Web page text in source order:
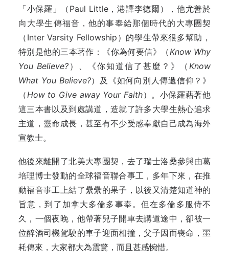
「小保羅」（Paul Little，港譯李德爾），他尤善於
向大學生傳福音，他的事奉給那個時代的大專團契
（Inter Varsity Fellowship）的學生帶來很多幫助，
特別是他的三本著作：《你為何要信》（Know Why
You Believe? ）、《你知道信了甚麼？》（ Know
What You Believe?）及《如何向別人傳遞信仰？》
（How to Give away Your Faith）。小保羅藉著他
這三本書以及到處講道，造就了許多大學生熱心追求
主道，靈命成長，甚至有不少受感奉獻自己成為海外
宣教士。
他後來離開了北美大專團契，去了瑞士洛桑參與由葛
培理博士發動的全球福音聯合事工，多年下來，在推
動福音事工上結了纍纍的果子，以後又清楚知道神的
旨意，到了加拿大多倫多事奉。但在多倫多服侍不
久，一個夜晚，他帶著兒子開車去講道途中，卻被一
位醉酒司機駕駛的車子迎面相撞，父子因而喪命，噩
耗傳來，大家都大為震驚，而且甚感惋惜。